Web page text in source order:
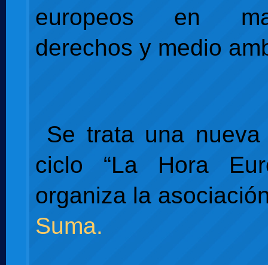
europeos en
derechos y medio
Se trata una
ciclo “La Hora
organiza la
Suma.